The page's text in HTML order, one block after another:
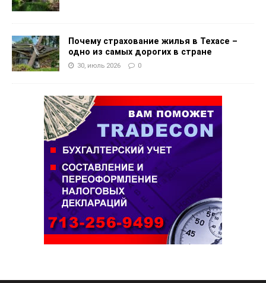
Почему страхование жилья в Техасе –
одно из самых дорогих в стране
30, июль 2026 0